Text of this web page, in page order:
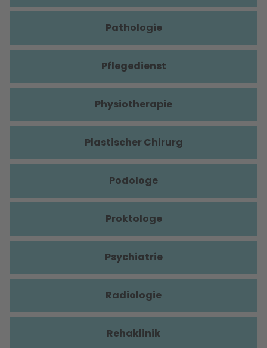
Pathologie
Pflegedienst
Physiotherapie
Plastischer Chirurg
Podologe
Proktologe
Psychiatrie
Radiologie
Rehaklinik